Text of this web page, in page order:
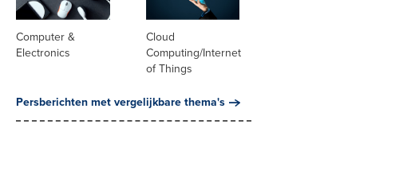
Computer &
Electronics
Cloud
Computing/Internet
of Things
Persberichten met vergelijkbare thema's